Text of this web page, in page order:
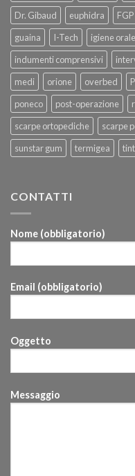
Dr. Gibaud
euphidra FGP
guaina
I-Tech igiene orale
indumenti comprensivi
medi
orione overbed
poneco
post-operazione
scarpe ortopediche
scarpe
sunstar gum
termigea
CONTATTI
Nome (obbligatorio)
Email (obbligatorio)
Oggetto
Messaggio